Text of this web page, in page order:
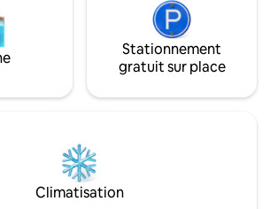
Stationnement
gratuit sur place
Climatisation